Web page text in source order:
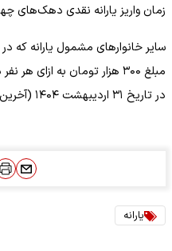
زمان واریز یارانه نقدی دهک‌های
سایر خانوارهای مشمول یارانه که
مبلغ ۳۰۰ هزار تومان به
در تاریخ ۳۱ اردیبهشت ۱۴۰۴ (آخرین روز ماه) انجام خواهد شد.
یارانه